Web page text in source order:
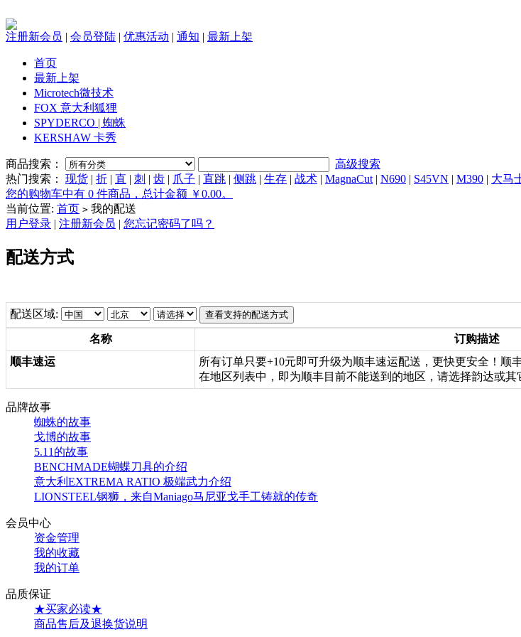
注册新会员 | 会员登陆 | 优惠活动 | 通知 | 最新上架
首页
最新上架
Microtech微技术
FOX 意大利狐狸
SPYDERCO | 蜘蛛
KERSHAW 卡秀
商品搜索：
高级搜索
热门搜索：
现货 | 折 | 直 | 刺 | 齿 | 爪子 | 直跳 | 侧跳 | 生存 | 战术 | MagnaCut | N690 | S45VN | M390 | 大马
您的购物车中有 0 件商品，总计金额 ￥0.00。
当前位置: 首页 > 我的配送
用户登录 | 注册新会员 | 您忘记密码了吗？
配送方式
配送区域:
名称 订购描述
顺丰速运
所有订单只要+10元即可升级为顺丰速运配送，更快更安全！顺
在地区列表中，即为顺丰目前不能送到的地区，请选择韵达或其
品牌故事
蜘蛛的故事
戈博的故事
5.11的故事
BENCHMADE蝴蝶刀具的介绍
意大利EXTREMA RATIO 极端武力介绍
LIONSTEEL钢狮，来自Maniago马尼亚戈手工铸就的传奇
会员中心
资金管理
我的收藏
我的订单
品质保证
★买家必读★
商品售后及退换货说明